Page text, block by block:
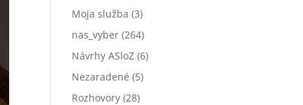
Moja služba (3)
nas_vyber (264)
Návrhy ASloZ (6)
Nezaradené (5)
Rozhovory (28)